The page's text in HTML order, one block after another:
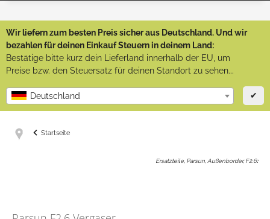
Wir liefern zum besten Preis sicher aus Deutschland. Und wir
bezahlen für deinen Einkauf Steuern in deinem Land:
Bestätige bitte kurz dein Lieferland innerhalb der EU, um
Preise bzw. den Steuersatz für deinen Standort zu sehen...
Deutschland ✔
Startseite
Ersatzteile, Parsun, Außenborder, F2.6: